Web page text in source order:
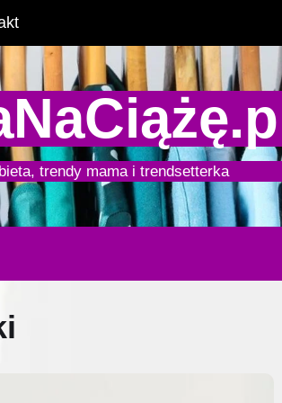
trendy mama i trendsetterka